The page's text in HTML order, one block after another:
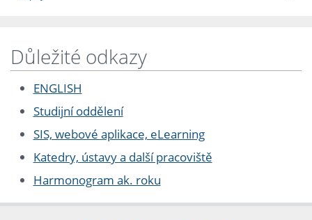
Důležité odkazy
ENGLISH
Studijní oddělení
SIS, webové aplikace, eLearning
Katedry, ústavy a další pracoviště
Harmonogram ak. roku